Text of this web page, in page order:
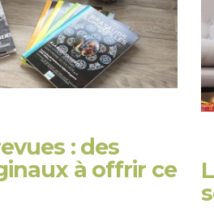
: des
à offrir ce